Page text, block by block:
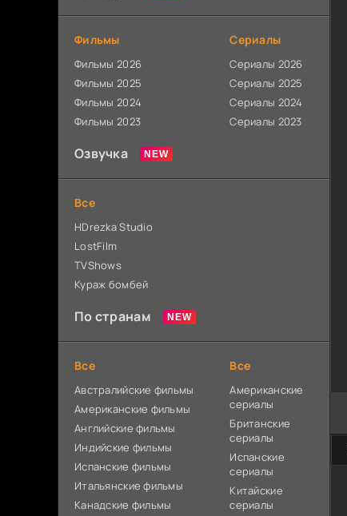
Фильмы
Фильмы 2026
Фильмы 2025
Фильмы 2024
Фильмы 2023
Сериалы
Сериалы 2026
Сериалы 2025
Сериалы 2024
Сериалы 2023
Озвучка
Все
HDrezka Studio
LostFilm
TVShows
Кураж бомбей
По странам
Все
Австралийские фильмы
Американские фильмы
Английские фильмы
Индийские фильмы
Испанские фильмы
Итальянские фильмы
Канадские фильмы
Все
Американские
сериалы
Британские
сериалы
Испанские
сериалы
Китайские
сериалы